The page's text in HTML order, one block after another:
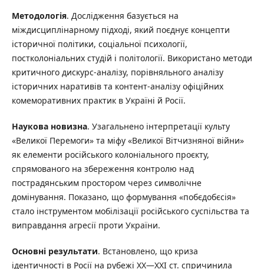
Методологія. Дослідження базується на
міждисциплінарному підході, який поєднує концепти
історичної політики, соціальної психології,
постколоніальних студій і політології. Використано методи
критичного дискурс-аналізу, порівняльного аналізу
історичних наративів та контент-аналізу офіційних
комеморативних практик в Україні й Росії.
Наукова новизна. Узагальнено інтерпретації культу
«Великої Перемоги» та міфу «Великої Вітчизняної війни»
як елементи російського колоніального проєкту,
спрямованого на збереження контролю над
пострадянським простором через символічне
домінування. Показано, що формування «побєдобєсія»
стало інструментом мобілізації російського суспільства та
виправдання агресії проти України.
Основні результати. Встановлено, що криза
ідентичності в Росії на рубежі ХХ—ХХІ ст. спричинила